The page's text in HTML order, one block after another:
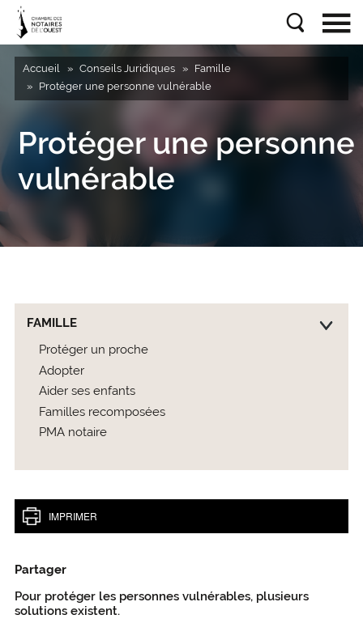
Accueil Conseils Juridiques
Famille
Protéger une personne vulnérable
Protéger une personne
vulnérable
FAMILLE
Protéger un proche
Adopter
Aider ses enfants
Familles recomposées
PMA notaire
IMPRIMER
Partager
Pour protéger les personnes vulnérables, plusieurs
solutions existent.